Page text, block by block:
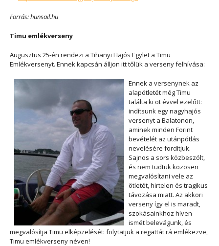
Forrás: hunsail.hu
Timu emlékverseny
Augusztus 25-én rendezi a Tihanyi Hajós Egylet a Timu
Emlékversenyt. Ennek kapcsán álljon itt tőlük a verseny felhívása:
Ennek a versenynek az
alapötletét még Timu
találta ki öt évvel ezelőtt:
indítsunk egy nagyhajós
versenyt a Balatonon,
aminek minden Forint
bevételét az utánpótlás
nevelésére fordítjuk.
Sajnos a sors közbeszólt,
és nem tudtuk közösen
megvalósítani vele az
ötletét, hirtelen és tragikus
távozása miatt. Az akkori
verseny így el is maradt,
szokásainkhoz híven
ismét belevágunk, és
megvalósítja Timu elképzelését: folytatjuk a regattát rá emlékezve,
Timu emlékverseny néven!